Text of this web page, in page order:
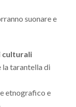
suonare e
culturali
la tarantella di
etnografico e